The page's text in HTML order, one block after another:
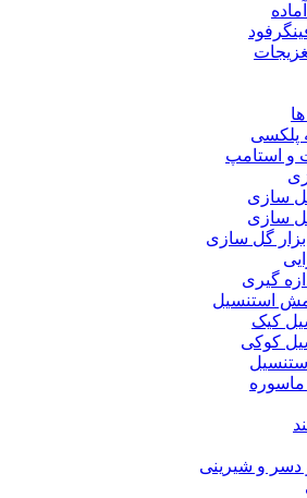
پلکسی
و استامپ
سازی
سازی
گل سازی
گیری
مش استنسیل
کیک
کوکی
ماسوره
دسر و شیرینی